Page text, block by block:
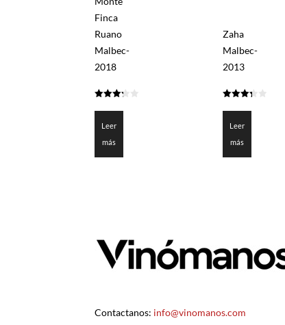
Finca
Ruano
Malbec-
2018
de 5
Leer
más
Zaha
Malbec-
2013
de 5
Leer
más
Contactanos: info@vinomanos.com